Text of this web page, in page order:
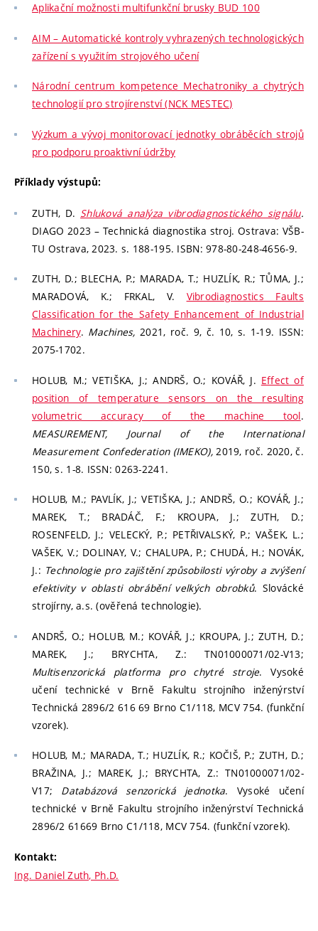
Aplikační možnosti multifunkční brusky BUD 100
AIM – Automatické kontroly vyhrazených technologických
zařízení s využitím strojového učení
Národní centrum kompetence Mechatroniky a chytrých
technologií pro strojírenství (NCK MESTEC)
Výzkum a vývoj monitorovací jednotky obráběcích strojů
pro podporu proaktivní údržby
Příklady výstupů:
ZUTH, D. Shluková analýza vibrodiagnostického signálu.
DIAGO 2023 – Technická diagnostika stroj. Ostrava: VŠB-
TU Ostrava, 2023. s. 188-195. ISBN: 978-80-248-4656-9.
ZUTH, D.; BLECHA, P.; MARADA, T.; HUZLÍK, R.; TŮMA, J.;
MARADOVÁ, K.; FRKAL, V. Vibrodiagnostics Faults
Classification for the Safety Enhancement of Industrial
Machinery. Machines,2021, roč. 9, č. 10, s. 1-19. ISSN:
2075-1702.
HOLUB, M.; VETIŠKA, J.; ANDRŠ, O.; KOVÁŘ, J. Effect of
position of temperature sensors on the resulting
volumetric accuracy of the machine tool.
MEASUREMENT, Journal of the International
Measurement Confederation (IMEKO),2019, roč. 2020, č.
150, s. 1-8. ISSN: 0263-2241.
HOLUB, M.; PAVLÍK, J.; VETIŠKA, J.; ANDRŠ, O.; KOVÁŘ, J.;
MAREK, T.; BRADÁČ, F.; KROUPA, J.; ZUTH, D.;
ROSENFELD, J.; VELECKÝ, P.; PETŘIVALSKÝ, P.; VAŠEK, L.;
VAŠEK, V.; DOLINAY, V.; CHALUPA, P.; CHUDÁ, H.; NOVÁK,
J.: Technologie pro zajištění způsobilosti výroby a zvýšení
efektivity v oblasti obrábění velkých obrobků. Slovácké
strojírny, a.s. (ověřená technologie).
ANDRŠ, O.; HOLUB, M.; KOVÁŘ, J.; KROUPA, J.; ZUTH, D.;
MAREK, J.; BRYCHTA, Z.: TN01000071/02-V13;
Multisenzorická platforma pro chytré stroje. Vysoké
učení technické v Brně Fakultu strojního inženýrství
Technická 2896/2 616 69 Brno C1/118, MCV 754. (funkční
vzorek).
HOLUB, M.; MARADA, T.; HUZLÍK, R.; KOČIŠ, P.; ZUTH, D.;
BRAŽINA, J.; MAREK, J.; BRYCHTA, Z.: TN01000071/02-
V17; Databázová senzorická jednotka. Vysoké učení
technické v Brně Fakultu strojního inženýrství Technická
2896/2 61669 Brno C1/118, MCV 754. (funkční vzorek).
Kontakt:
Ing. Daniel Zuth, Ph.D.